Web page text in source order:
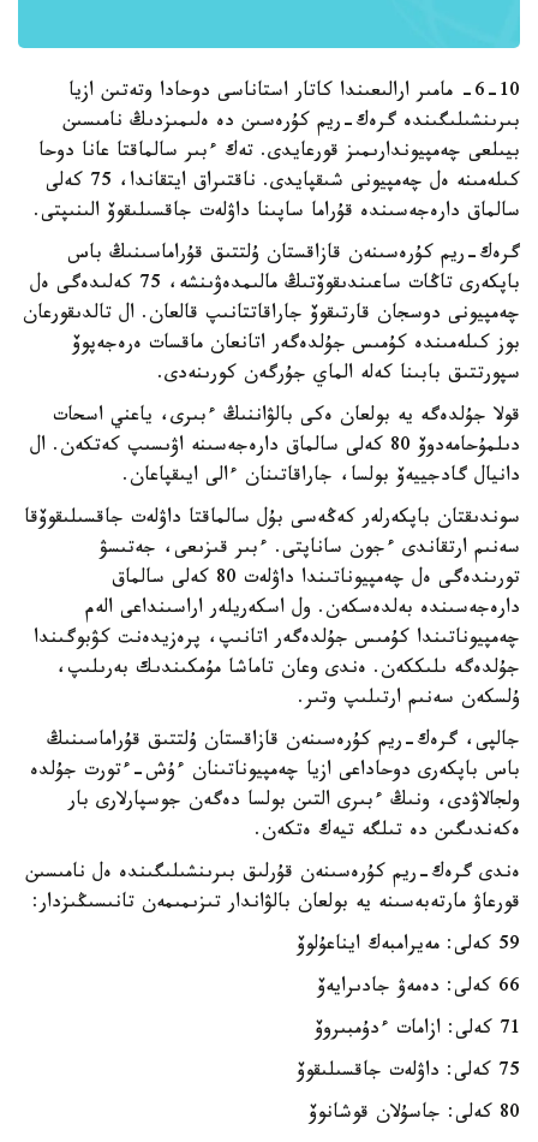
6-10- مامىر ارالىعىندا كاتار استاناسى دوحادا وتەتىن ازيا
بىرىنشىلىگىندە گرەك-ريم كۇرەسىن دە ەلىمىزدىڭ نامىسىن
بيىلعى چەمپيوندارىمىز قورعايدى. تەك ءبىر سالماقتا عانا دوحا
كىلەمىنە ەل چەمپيونى شىقپايدى. ناقتىراق ايتقاندا، 75 كەلى
سالماق دارەجەسىندە قۇراما ساپىنا داۋلەت جاقسىلىقوۆ الىنىپتى.
گرەك-ريم كۇرەسىنەن قازاقستان ۇلتتىق قۇراماسىنىڭ باس
باپكەرى تاڭات ساعىندىقوۆتىڭ مالىمدەۋىنشە، 75 كەلىدەگى ەل
چەمپيونى دوسجان قارتىقوۆ جاراقاتتانىپ قالعان. ال تالدىقورعان
بوز كىلەمىندە كۇمىس جۇلدەگەر اتانعان ماقسات ەرەجەپوۆ
سپورتتىق بابىنا كەلە الماي جۇرگەن كورىنەدى.
قولا جۇلدەگە يە بولعان ەكى بالۋاننىڭ ءبىرى، ياعني اسحات
دىلمۇحامەدوۆ 80 كەلى سالماق دارەجەسىنە اۋىسىپ كەتكەن. ال
دانيال گادجييەۆ بولسا، جاراقاتىنان ءالى ايىقپاعان.
سوندىقتان باپكەرلەر كەڭەسى بۇل سالماقتا داۋلەت جاقسىلىقوۆقا
سەنىم ارتقاندى ءجون ساناپتى. ءبىر قىزىعى، جەتىسۋ
تورىندەگى ەل چەمپيوناتىندا داۋلەت 80 كەلى سالماق
دارەجەسىندە بەلدەسكەن. ول اسكەريلەر اراسىنداعى الەم
چەمپيوناتىندا كۇمىس جۇلدەگەر اتانىپ، پرەزيدەنت كۋبوگىندا
جۇلدەگە ىلىككەن. ەندى وعان تاماشا مۇمكىندىك بەرىلىپ،
ۇلسكەن سەنىم ارتىلىپ وتىر.
جالپى، گرەك-ريم كۇرەسىنەن قازاقستان ۇلتتىق قۇراماسىنىڭ
باس باپكەرى دوحاداعى ازيا چەمپيوناتىنان ءۇش-ءتورت جۇلدە
ولجالاۋدى، ونىڭ ءبىرى التىن بولسا دەگەن جوسپارلارى بار
ەكەندىگىن دە تىلگە تيەك ەتكەن.
ەندى گرەك-ريم كۇرەسىنەن قۇرلىق بىرىنشىلىگىندە ەل نامىسىن
قورعاۋ مارتەبەسىنە يە بولعان بالۋاندار تىزىمىمەن تانىسىڭىزدار:
59 كەلى: مەيرامبەك ايناعۇلوۆ
66 كەلى: دەمەۋ جادىرايەۆ
71 كەلى: ازامات ءدۇمبىروۆ
75 كەلى: داۋلەت جاقسىلىقوۆ
80 كەلى: جاسۇلان قوشانوۆ